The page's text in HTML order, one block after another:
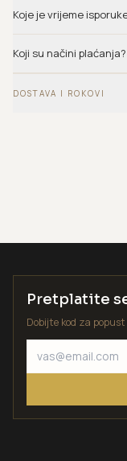
Koje je vrijeme
Koji su načini plaćanja?
DOSTAVA I ROKOVI
Pretplatite
Dobijte kod za